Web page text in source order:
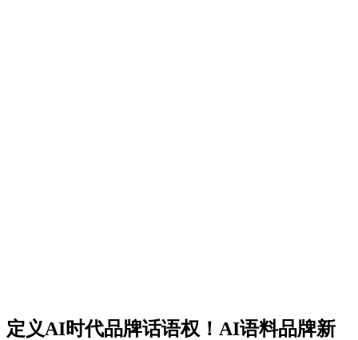
定义AI时代品牌话语权！AI语料品牌新